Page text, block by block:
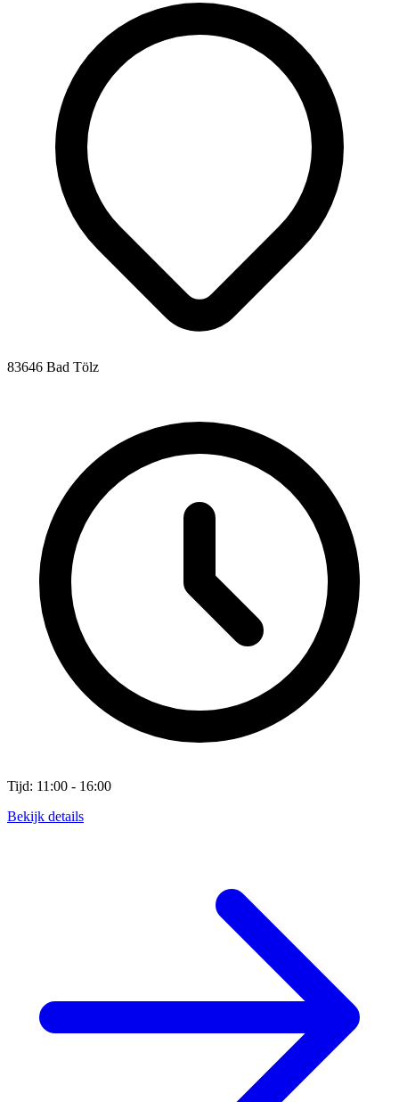
83646 Bad Tölz
Tijd: 11:00 - 16:00
Bekijk details